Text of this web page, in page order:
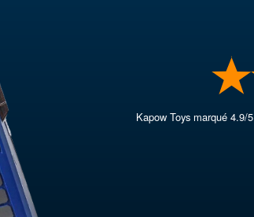
Kapow Toys marqué4.9/5